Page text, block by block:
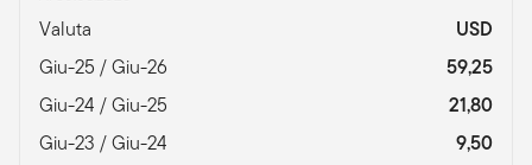
Valuta
USD
Giu-25 / Giu-26
59,25
Giu-24 / Giu-25
21,80
Giu-23 / Giu-24
9,50